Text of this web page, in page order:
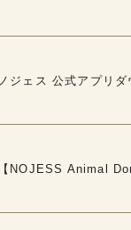
ノジェス 公式アプリ
【NOJESS Animal